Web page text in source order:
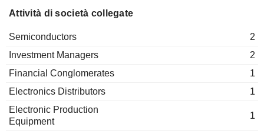
Attività di società collegate
Semiconductors
2
Investment Managers
2
Financial Conglomerates
1
Electronics Distributors
1
Electronic Production
Equipment
1